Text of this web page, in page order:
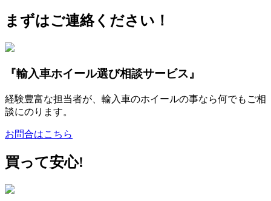
まずはご連絡ください！
『輸入車ホイール選び相談サービス』
経験豊富な担当者が、輸入車のホイールの事なら何でもご相
談にのります。
お問合はこちら
買って安心!